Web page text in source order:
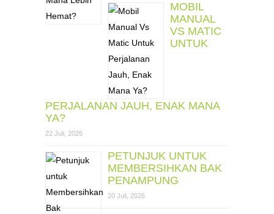
MOBIL
MANUAL
VS MATIC
UNTUK
PERJALANAN JAUH, ENAK MANA
YA?
22 Juli, 2026
PETUNJUK UNTUK
MEMBERSIHKAN BAK
PENAMPUNG
20 Juli, 2026